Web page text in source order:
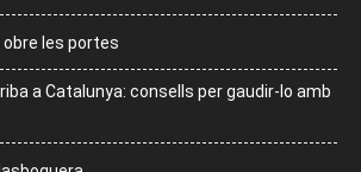
obre les portes
a Catalunya: consells per gaudir-lo amb